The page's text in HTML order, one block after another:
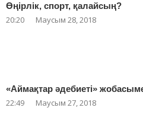
Өңірлік, спорт, қалайсың?
20:20 Маусым 28, 2018
«Аймақтар әдебиеті»
22:49 Маусым 27, 2018